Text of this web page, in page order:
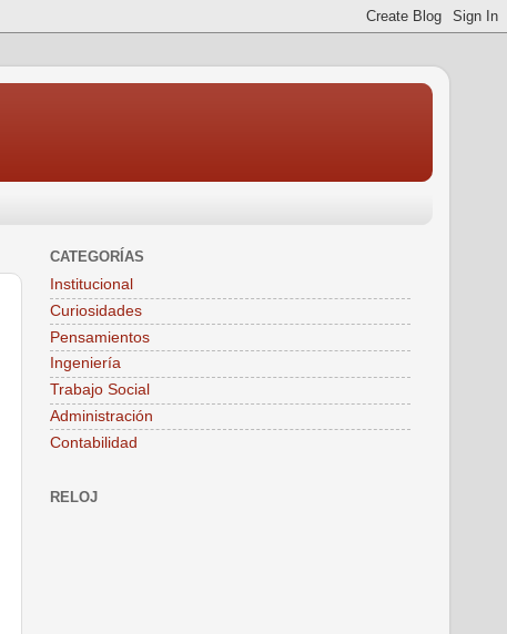
CATEGORÍAS
Institucional
Curiosidades
Pensamientos
Ingeniería
Trabajo Social
Administración
Contabilidad
RELOJ